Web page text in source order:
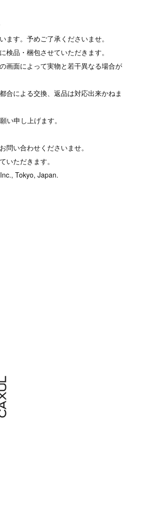
す。予めご了承くださいませ。
検品・梱包させていただきます。
画面によって実物と若干異なる場合が
合による交換、返品は対応出来かねま
い申し上げます。
問い合わせくださいませ。
いただきます。
Tokyo, Japan.